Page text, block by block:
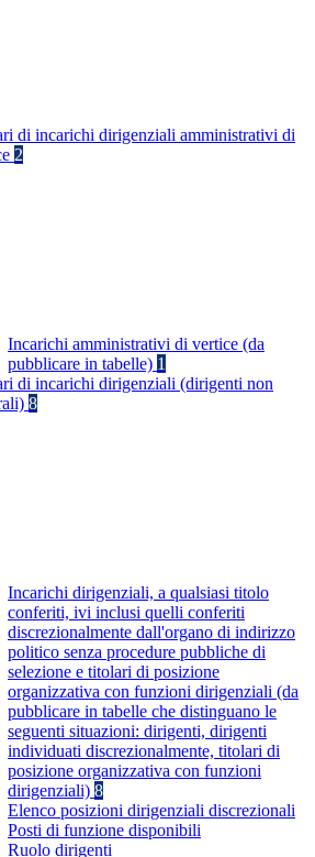
di incarichi dirigenziali amministrativi di
2
Incarichi amministrativi di vertice (da
pubblicare in tabelle) 1
di incarichi dirigenziali (dirigenti non
8
Incarichi dirigenziali, a qualsiasi titolo
conferiti, ivi inclusi quelli conferiti
discrezionalmente dall'organo di indirizzo
politico senza procedure pubbliche di
selezione e titolari di posizione
organizzativa con funzioni dirigenziali (da
pubblicare in tabelle che distinguano le
seguenti situazioni: dirigenti, dirigenti
individuati discrezionalmente, titolari di
posizione organizzativa con funzioni
dirigenziali) 8
Elenco posizioni dirigenziali discrezionali
Posti di funzione disponibili
Ruolo dirigenti